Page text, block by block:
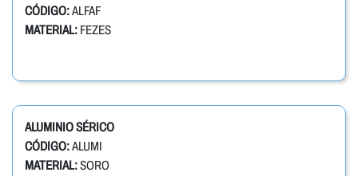
CÓDIGO:ALFAF
MATERIAL: FEZES
ALUMINIO SÉRICO
CÓDIGO:ALUMI
MATERIAL:SORO